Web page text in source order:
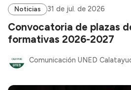
Noticias 31 de jul. de 2026
Convocatoria de plazas
formativas 2026-2027
Comunicación UNED